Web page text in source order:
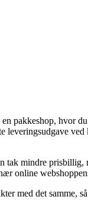
pakkeshop, hvor
leveringsudgave ved
tak mindre prisbillig,
online
med det samme,